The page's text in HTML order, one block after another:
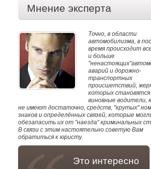
Мнение эксперта
Точно, в области
автомобилизма, в
время происходит
и больше
аварий и дорожно-
транспортных
происшетствий,
которых становятся
виновные водители,
не имеют достаточно, средств, "крутых"
знаков и определённых связей, которые
обезапасить их от "наезда" криминальных
В связи с этим настоятельно советую Вам
обратиться к юристу.
Это интересно